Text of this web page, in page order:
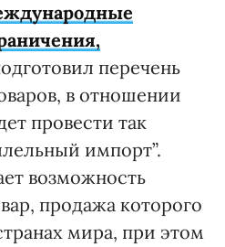
перечень
в отношении
провести так
импорт”.
возможность
продажа которого
мира, при этом